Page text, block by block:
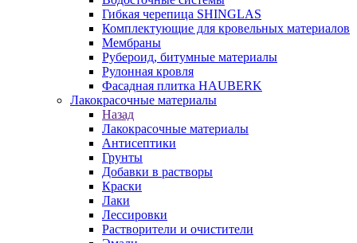
Гибкая черепица SHINGLAS
Комплектующие для кровельных материалов
Мембраны
Рубероид, битумные материалы
Рулонная кровля
Фасадная плитка HAUBERK
Лакокрасочные материалы
Назад
Лакокрасочные материалы
Антисептики
Грунты
Добавки в растворы
Краски
Лаки
Лессировки
Растворители и очистители